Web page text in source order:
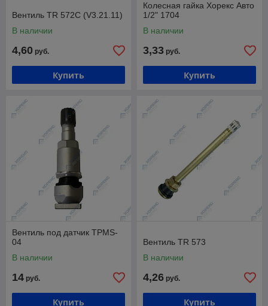
Вентиль TR 572С (V3.21.11)
В наличии
4,60 руб.
Купить
Колесная гайка Хорекс Авто
1/2" 1704
В наличии
3,33 руб.
Купить
Вентиль под датчик TPMS-
04
В наличии
14 руб.
Купить
Вентиль TR 573
В наличии
4,26 руб.
Купить